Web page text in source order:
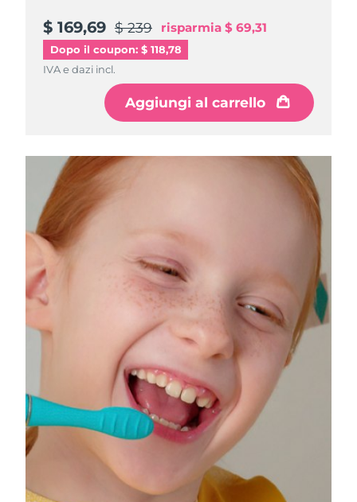
$ 169,69 $ 239 risparmia $ 69,31
Dopo il coupon: $ 118,78
IVA e dazi incl.
Aggiungi al carrello